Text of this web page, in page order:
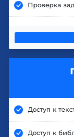
Проверка
Доступ к
Доступ к